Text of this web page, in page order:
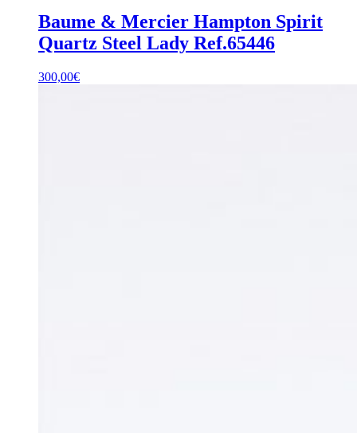
Baume & Mercier Hampton Spirit
Quartz Steel Lady Ref.65446
300,00€